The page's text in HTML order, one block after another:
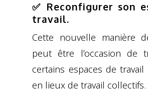
✅ Reconfigurer son
travail.
Cette nouvelle manière
peut être l’occasion de
certains espaces de
en lieux de travail collectifs.